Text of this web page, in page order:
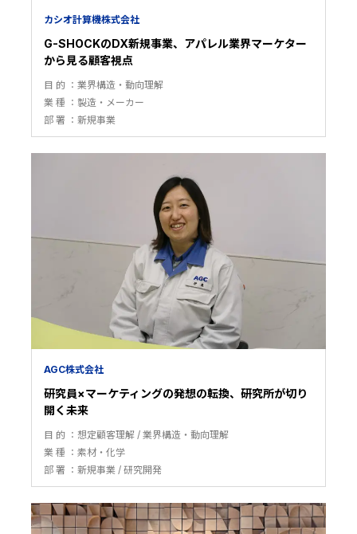
カシオ計算機株式会社
G-SHOCKのDX新規事業、アパレル業界マーケター
から見る顧客視点
目 的
業界構造・動向理解
業 種
製造・メーカー
部 署
新規事業
AGC株式会社
研究員×マーケティングの発想の転換、研究所が切り
開く未来
目 的 想定顧客理解
業界構造・動向理解
業 種
素材・化学
部 署
新規事業 研究開発